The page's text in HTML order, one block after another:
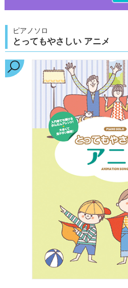
ピアノソロ
とってもやさしい アニメ